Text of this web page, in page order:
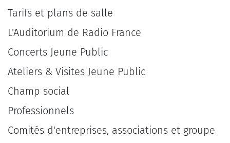
Tarifs et plans de salle
L'Auditorium de Radio France
Concerts Jeune Public
Ateliers & Visites Jeune Public
Champ social
Professionnels
Comités d'entreprises, associations et groupe